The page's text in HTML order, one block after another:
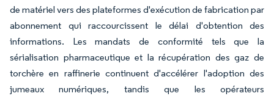
de matériel vers des plateformes d'exécution de fabrication par
abonnement qui raccourcissent le délai d'obtention des
informations. Les mandats de conformité tels que la
sérialisation pharmaceutique et la récupération des gaz de
torchère en raffinerie continuent d'accélérer l'adoption des
jumeaux numériques, tandis que les opérateurs